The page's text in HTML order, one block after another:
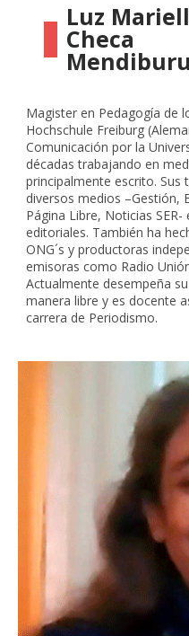
Luz
Checa
Mendiburu
Magister en Pedagogía de
Hochschule Freiburg
Comunicación por la
décadas trabajando en
principalmente escrito. Sus
diversos medios –Gestión,
Página Libre, Noticias
editoriales. También ha
ONG´s y productoras
emisoras como Radio
Actualmente desempeña
manera libre y es docente
carrera de Periodismo.